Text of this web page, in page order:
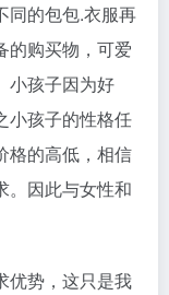
同的包包.衣服再
的购买物，可爱
小孩子因为好
小孩子的性格任
格的高低，相信
。因此与女性和
势，这只是我